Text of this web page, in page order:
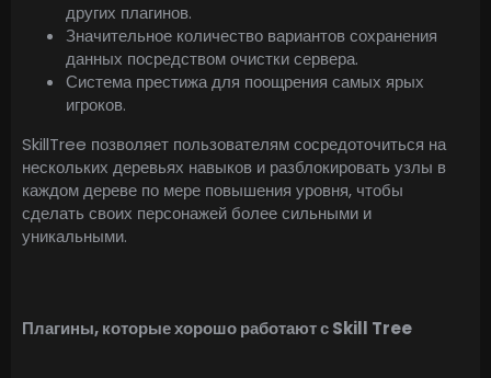
других плагинов.
Значительное количество вариантов сохранения
данных посредством очистки сервера.
Система престижа для поощрения самых ярых
игроков.
SkillTree позволяет пользователям сосредоточиться на
нескольких деревьях навыков и разблокировать узлы в
каждом дереве по мере повышения уровня, чтобы
сделать своих персонажей более сильными и
уникальными.
Плагины, которые хорошо работают с Skill Tree